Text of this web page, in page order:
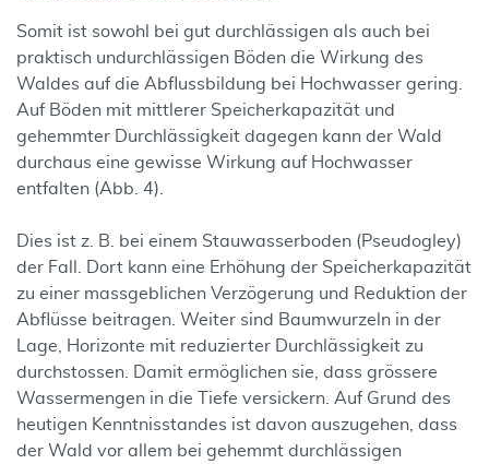
Somit ist sowohl bei gut durchlässigen als auch bei
praktisch undurchlässigen Böden die Wirkung des
Waldes auf die Abflussbildung bei Hochwasser gering.
Auf Böden mit mittlerer Speicherkapazität und
gehemmter Durchlässigkeit dagegen kann der Wald
durchaus eine gewisse Wirkung auf Hochwasser
entfalten (Abb. 4).
Dies ist z. B. bei einem Stauwasserboden (Pseudogley)
der Fall. Dort kann eine Erhöhung der Speicherkapazität
zu einer massgeblichen Verzögerung und Reduktion der
Abflüsse beitragen. Weiter sind Baumwurzeln in der
Lage, Horizonte mit reduzierter Durchlässigkeit zu
durchstossen. Damit ermöglichen sie, dass grössere
Wassermengen in die Tiefe versickern. Auf Grund des
heutigen Kenntnisstandes ist davon auszugehen, dass
der Wald vor allem bei gehemmt durchlässigen